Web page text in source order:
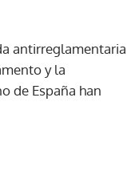
antirreglamentaria
y la
de España han